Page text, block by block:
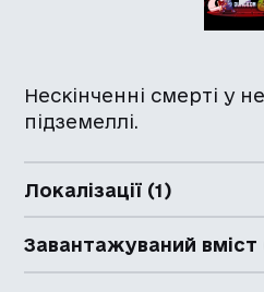
Нескінченні смерті у
підземеллі.
Локалізації (1)
Завантажуваний вміст